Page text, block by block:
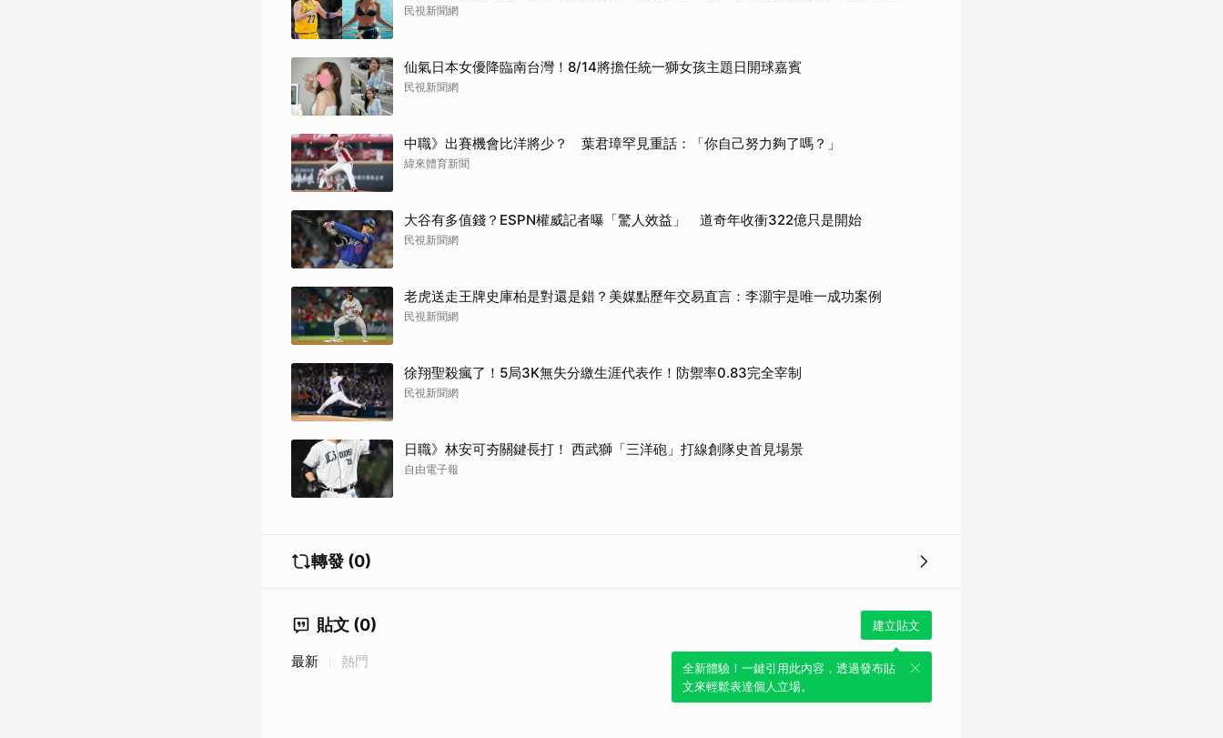
民視新聞網
仙氣日本女優降臨南台灣！8/14將擔任統一獅女孩主題日開球嘉賓
民視新聞網
中職》出賽機會比洋將少？ 葉君璋罕見重話：「你自己努力夠了嗎？」
緯來體育新聞
大谷有多值錢？ESPN權威記者曝「驚人效益」 道奇年收衝322億只是開始
民視新聞網
老虎送走王牌史庫柏是對還是錯？美媒點歷年交易直言：李灝宇是唯一成功案例
民視新聞網
徐翔聖殺瘋了！5局3K無失分繳生涯代表作！防禦率0.83完全宰制
民視新聞網
日職》林安可夯關鍵長打！ 西武獅「三洋砲」打線創隊史首見場景
自由電子報
轉發 (0)
貼文 (0) 建立貼文
全新體驗！一鍵引用此內容，透過發布貼
文來輕鬆表達個人立場。
最新 熱門